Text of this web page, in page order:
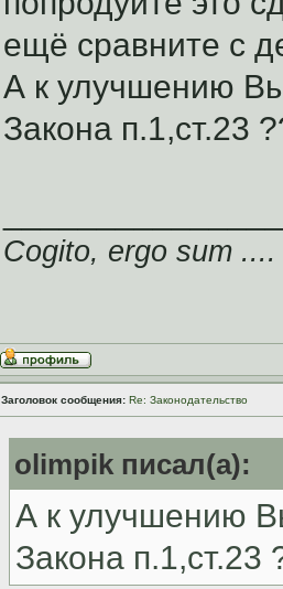
ещё сравните с
А к улучшению
Закона п.1,ст.23
Cogito, ergo sum ....
Заголовок сообщения: Re: Законодательство
olimpik писал(а):
А к улучшению
Закона п.1,ст.23